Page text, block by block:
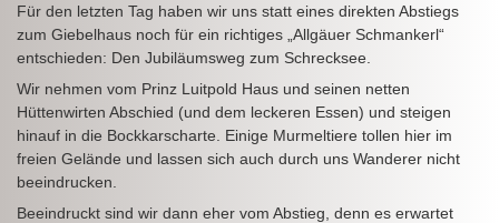
Für den letzten Tag haben wir uns statt eines direkten Abstiegs
zum Giebelhaus noch für ein richtiges „Allgäuer Schmankerl“
entschieden: Den Jubiläumsweg zum Schrecksee.
Wir nehmen vom Prinz Luitpold Haus und seinen netten
Hüttenwirten Abschied (und dem leckeren Essen) und steigen
hinauf in die Bockkarscharte. Einige Murmeltiere tollen hier im
freien Gelände und lassen sich auch durch uns Wanderer nicht
beeindrucken.
Beeindruckt sind wir dann eher vom Abstieg, denn es erwartet